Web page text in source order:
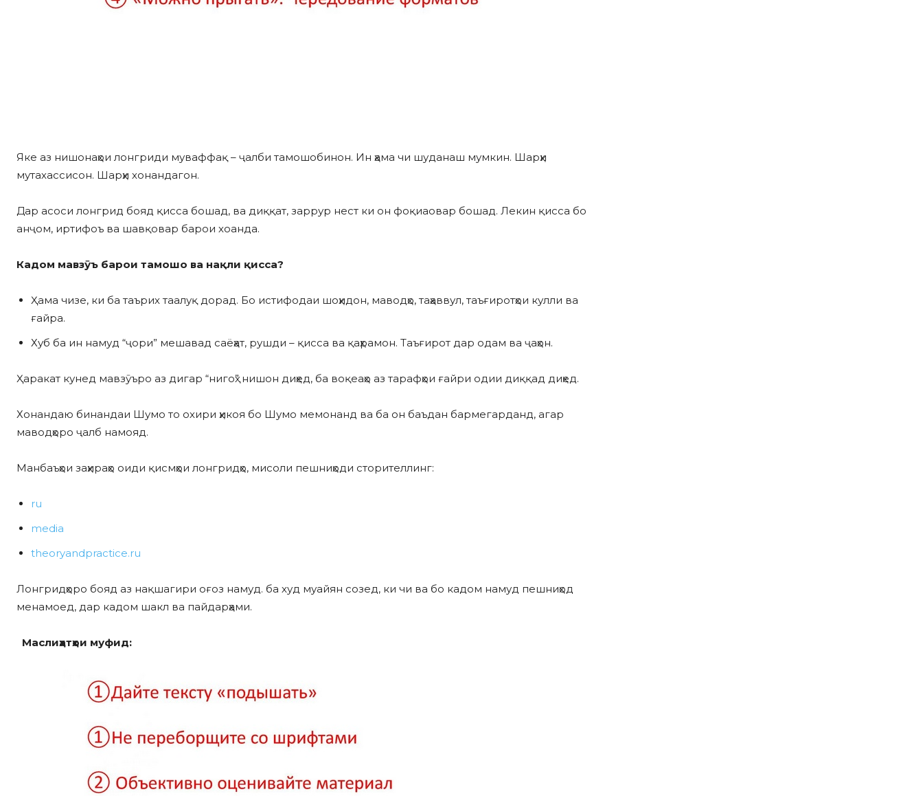
Яке аз нишонаҳои лонгриди муваффақ – ҷалби тамошобинон. Ин ҳама чи шуданаш мумкин. Шарҳи
мутахассисон. Шарҳи хонандагон.
Дар асоси лонгрид бояд қисса бошад, ва диққат, заррур нест ки он фоқиаовар бошад. Лекин қисса бо
анҷом, иртифоъ ва шавқовар барои хоанда.
Кадом мавзӯъ барои тамошо ва нақли қисса?
Ҳама чизе, ки ба таърих таалуқ дорад. Бо истифодаи шоҳидон, маводҳо, таҳаввул, таъғиротҳои кулли ва
ғайра.
Хуб ба ин намуд “ҷори” мешавад саёҳат, рушди – қисса ва қаҳрамон. Таъғирот дар одам ва ҷаҳон.
Ҳаракат кунед мавзӯъро аз дигар “нигоҳ” нишон диҳед, ба воқеаҳо аз тарафҳои ғайри одии диққад диҳед.
Хонандаю бинандаи Шумо то охири ҳикоя бо Шумо мемонанд ва ба он баъдан бармегарданд, агар
маводҳоро ҷалб намояд.
Манбаъҳои заҳираҳо оиди қисмҳои лонгридҳо, мисоли пешниҳоди сторителлинг:
ru
media
theoryandpractice.ru
Лонгридҳоро бояд аз нақшагири оғоз намуд. ба худ муайян созед, ки чи ва бо кадом намуд пешниҳод
менамоед, дар кадом шакл ва пайдарҳами.
Маслиҳатҳои муфид: